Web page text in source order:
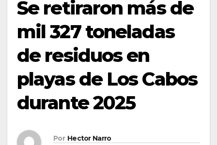
Se retiraron más de
mil 327 toneladas
de residuos en
playas de Los Cabos
durante 2025
Por Hector Narro